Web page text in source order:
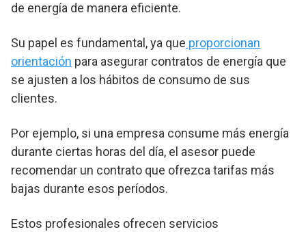
de energía de manera eficiente.
Su papel es fundamental, ya que proporcionan
orientación para asegurar contratos de energía que
se ajusten a los hábitos de consumo de sus
clientes.
Por ejemplo, si una empresa consume más energía
durante ciertas horas del día, el asesor puede
recomendar un contrato que ofrezca tarifas más
bajas durante esos períodos.
Estos profesionales ofrecen servicios